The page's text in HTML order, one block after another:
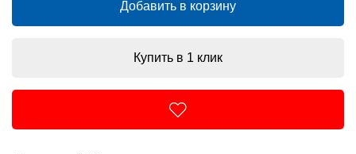
Добавить в корзину
Купить в 1 клик